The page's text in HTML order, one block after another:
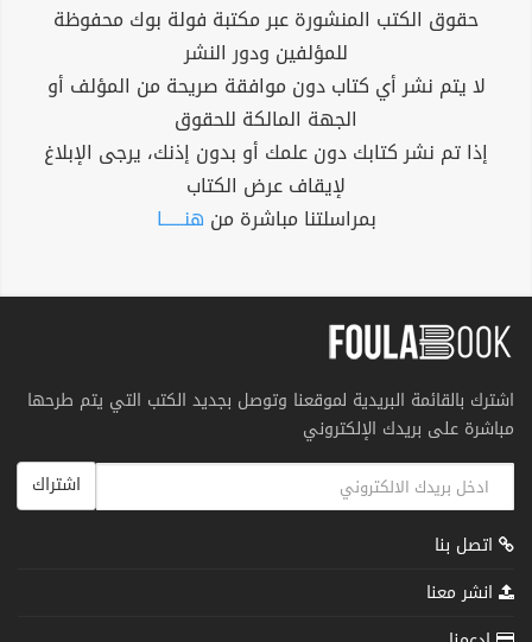
حقوق الكتب المنشورة عبر مكتبة فولة بوك محفوظة
للمؤلفين ودور النشر
لا يتم نشر أي كتاب دون موافقة صريحة من المؤلف أو
الجهة المالكة للحقوق
إذا تم نشر كتابك دون علمك أو بدون إذنك، يرجى الإبلاغ
لإيقاف عرض الكتاب
بمراسلتنا مباشرة من هنــــــا
اشترك بالقائمة البريدية لموقعنا وتوصل بجديد الكتب التي يتم طرحها
مباشرة على بريدك الإلكتروني
اشتراك
اتصل بنا
انشر معنا